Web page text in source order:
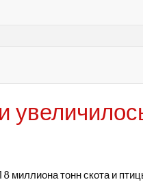
миллиона тонн скота и